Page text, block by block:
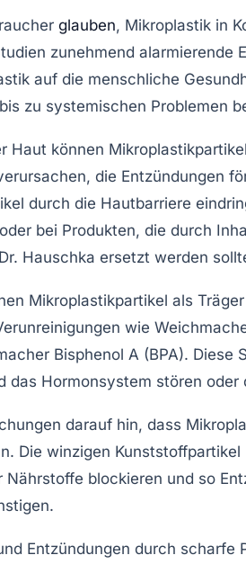
glauben, Mikroplastik in
zunehmend alarmierende
auf die menschliche
zu systemischen Problemen
Haut können
die Entzündungen
durch die Hautbarriere
bei Produkten, die durch
Dr. Hauschka ersetzt werden
Mikroplastikpartikel als
wie
Bisphenol A (BPA). Diese
das Hormonsystem stören oder
darauf hin, dass
Die winzigen
blockieren und so
Entzündungen durch scharfe